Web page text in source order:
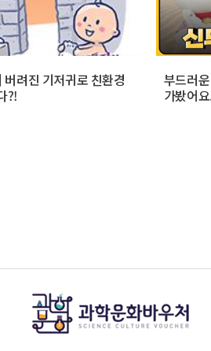
려진 기저귀로 친환경
?!
부드러
가봤어